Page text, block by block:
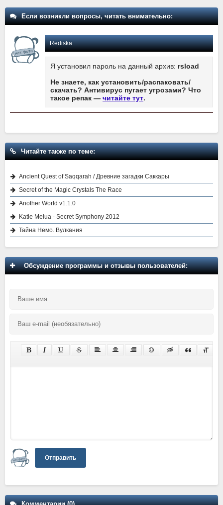
Если возникли вопросы, читать внимательно:
Rediska
Я установил пароль на данный архив: rsload
Не знаете, как установить/распаковать/
скачать? Антивирус пугает угрозами? Что
такое репак — читайте тут.
Читайте также по теме:
Ancient Quest of Saqqarah / Древние загадки Саккары
Secret of the Magic Crystals The Race
Another World v1.1.0
Katie Melua - Secret Symphony 2012
Тайна Немо. Вулкания
Обсуждение программы и отзывы пользователей:
Отправить